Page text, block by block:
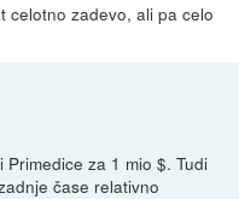
celotno zadevo, ali pa celo
Primedice za 1 mio $. Tudi
čase relativno